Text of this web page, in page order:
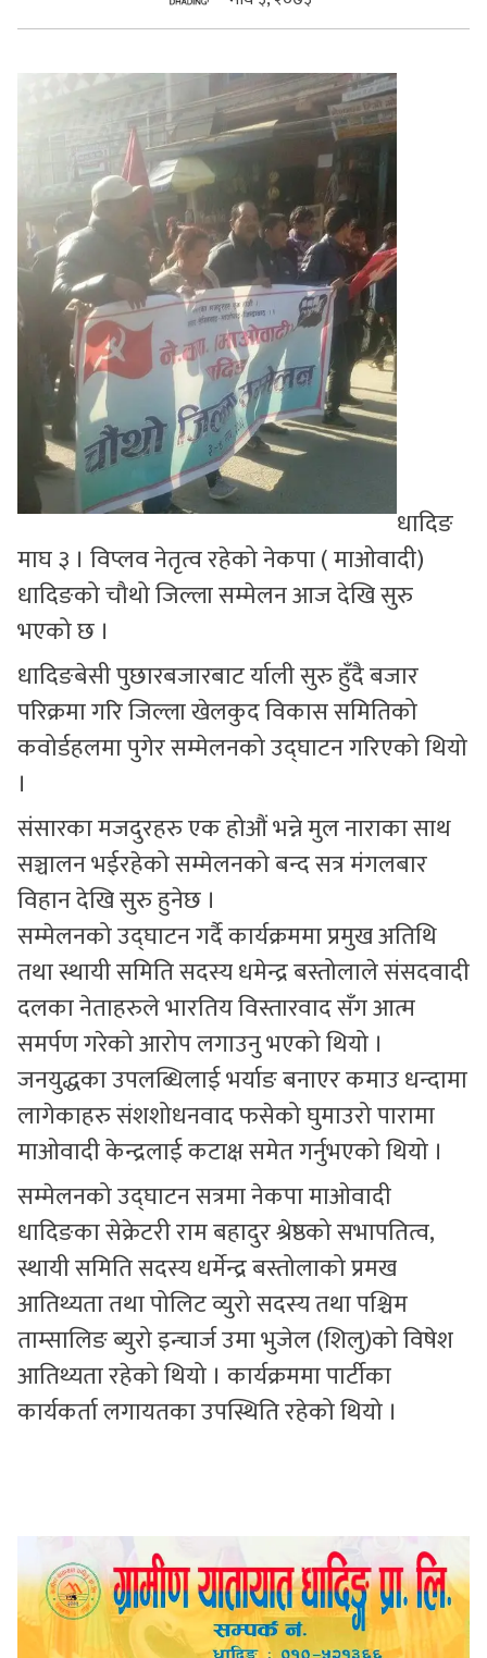
सुचनाहरु
धादिङ
माघ ३ । विप्लव नेतृत्व रहेको नेकपा ( माओवादी)
धादिङको चौथो जिल्ला सम्मेलन आज देखि सुरु
भएको छ ।
धादिङबेसी पुछारबजारबाट र्याली सुरु हुँदै बजार
परिक्रमा गरि जिल्ला खेलकुद विकास समितिको
कवोर्डहलमा पुगेर सम्मेलनको उद्घाटन गरिएको थियो
।
संसारका मजदुरहरु एक होऔं भन्ने मुल नाराका साथ
सञ्चालन भईरहेको सम्मेलनको बन्द सत्र मंगलबार
विहान देखि सुरु हुनेछ ।
सम्मेलनको उद्घाटन गर्दै कार्यक्रममा प्रमुख अतिथि
तथा स्थायी समिति सदस्य धमेन्द्र बस्तोलाले संसदवादी
दलका नेताहरुले भारतिय विस्तारवाद सँग आत्म
समर्पण गरेको आरोप लगाउनु भएको थियो ।
जनयुद्धका उपलब्धिलाई भर्याङ बनाएर कमाउ धन्दामा
लागेकाहरु संशशोधनवाद फसेको घुमाउरो पारामा
माओवादी केन्द्रलाई कटाक्ष समेत गर्नुभएको थियो ।
सम्मेलनको उद्घाटन सत्रमा नेकपा माओवादी
धादिङका सेक्रेटरी राम बहादुर श्रेष्ठको सभापतित्व,
स्थायी समिति सदस्य धर्मेन्द्र बस्तोलाको प्रमख
आतिथ्यता तथा पोलिट व्युरो सदस्य तथा पश्चिम
ताम्सालिङ ब्युरो इन्चार्ज उमा भुजेल (शिलु)को विषेश
आतिथ्यता रहेको थियो । कार्यक्रममा पार्टीका
कार्यकर्ता लगायतका उपस्थिति रहेको थियो ।